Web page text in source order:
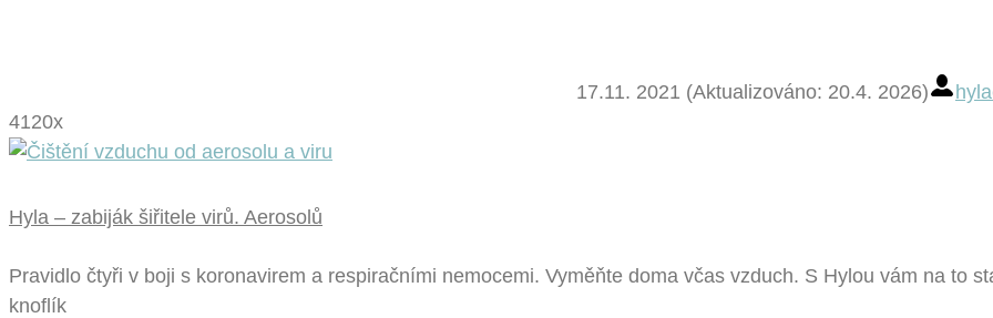
17.11. 2021 (Aktualizováno: 20.4. 2026)
4120x
Hyla – zabiják šiřitele virů. Aerosolů
Pravidlo čtyři v boji s koronavirem a respiračními nemocemi. Vyměňte doma včas vzduch. S Hylou vám na to
knoflík